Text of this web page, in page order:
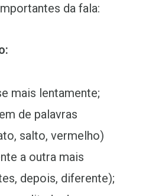
da fala:
mais lentamente;
de palavras
salto, vermelho)
a outra mais
depois, diferente);